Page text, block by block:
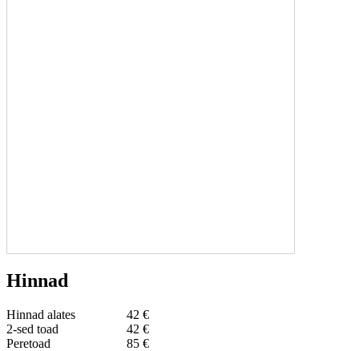
Hinnad
Hinnad alates
42 €
2-sed toad
42 €
Peretoad
85 €